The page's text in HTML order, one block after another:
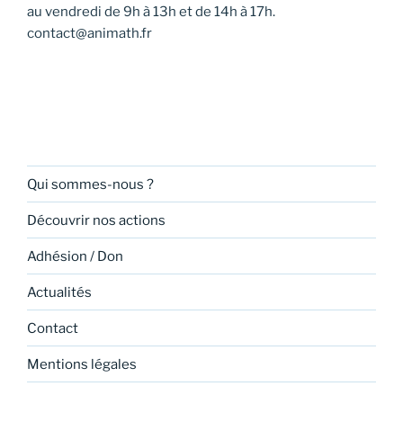
au vendredi de 9h à 13h et de 14h à 17h.
contact@animath.fr
Qui sommes-nous ?
Découvrir nos actions
Adhésion / Don
Actualités
Contact
Mentions légales